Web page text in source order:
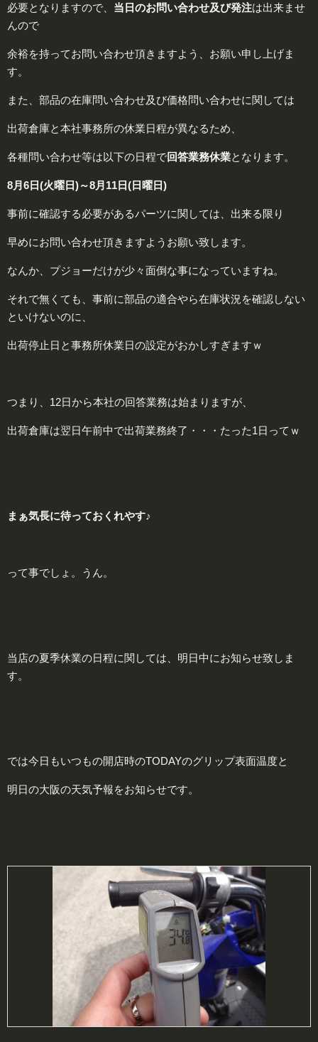
必要となりますので、 当日のお問い合わせ及び発注は出来ませ
んので
余裕を持ってお問い合わせ頂きますよう、お願い申し上げま
す。
また、部品の在庫問い合わせ及び価格問い合わせに関しては
出荷倉庫と本社事務所の休業日程が異なるため、
各種問い合わせ等は以下の日程で回答業務休業となります。
8月6日(火曜日)～8月11日(日曜日)
事前に確認する必要があるパーツに関しては、出来る限り
早めにお問い合わせ頂きますようお願い致します。
なんか、プジョーだけが少々面倒な事になっていますね。
それで無くても、事前に部品の適合やら在庫状況を確認しない
といけないのに、
出荷停止日と事務所休業日の設定がおかしすぎますｗ
つまり、12日から本社の回答業務は始まりますが、
出荷倉庫は翌日午前中で出荷業務終了・・・たった1日ってｗ
まぁ気長に待っておくれやす♪
って事でしょ。うん。
当店の夏季休業の日程に関しては、明日中にお知らせ致しま
す。
では今日もいつもの開店時のTODAYのグリップ表面温度と
明日の大阪の天気予報をお知らせです。